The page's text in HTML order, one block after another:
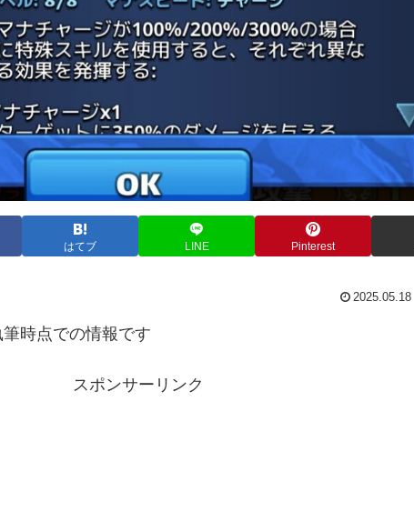
はてブ LINE Pinterest
2025.05.18
時点での情報です
スポンサーリンク